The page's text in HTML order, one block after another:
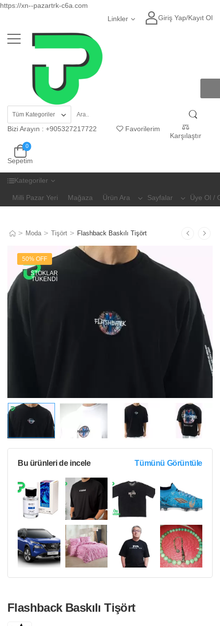
https://xn--pazartrk-c6a.com
Linkler
Giriş Yap/Kayıt Ol
Bizi Arayın : +905327217722
Favorilerim
Karşılaştır
Sepetim
0
Kategoriler
Milli Pazar Yeri Mağaza Ürün Ara Sayfalar Üye Ol /
> Moda > Tişört > Flashback Baskılı Tişört
50% OFF
STOKLAR
TÜKENDI
Bu ürünleri de incele Tümünü Görüntüle
Flashback Baskılı Tişört